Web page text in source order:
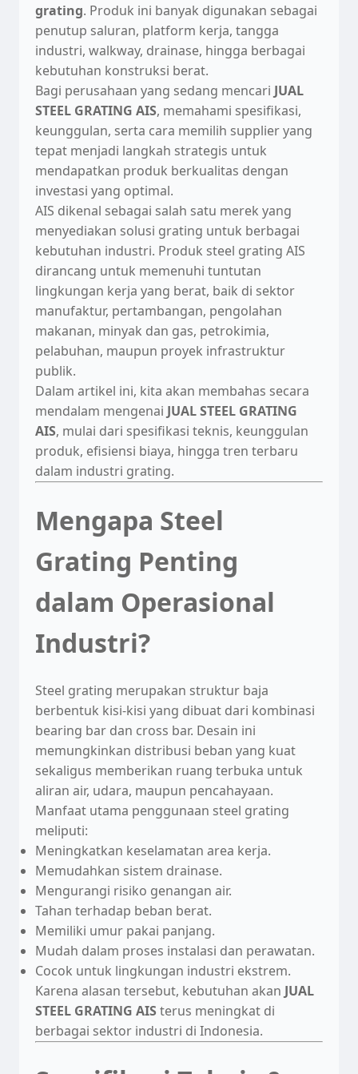
grating. Produk ini banyak digunakan sebagai
penutup saluran, platform kerja, tangga
industri, walkway, drainase, hingga berbagai
kebutuhan konstruksi berat.
Bagi perusahaan yang sedang mencari JUAL
STEEL GRATING AIS, memahami spesifikasi,
keunggulan, serta cara memilih supplier yang
tepat menjadi langkah strategis untuk
mendapatkan produk berkualitas dengan
investasi yang optimal.
AIS dikenal sebagai salah satu merek yang
menyediakan solusi grating untuk berbagai
kebutuhan industri. Produk steel grating AIS
dirancang untuk memenuhi tuntutan
lingkungan kerja yang berat, baik di sektor
manufaktur, pertambangan, pengolahan
makanan, minyak dan gas, petrokimia,
pelabuhan, maupun proyek infrastruktur
publik.
Dalam artikel ini, kita akan membahas secara
mendalam mengenai JUAL STEEL GRATING
AIS, mulai dari spesifikasi teknis, keunggulan
produk, efisiensi biaya, hingga tren terbaru
dalam industri grating.
Mengapa Steel
Grating Penting
dalam Operasional
Industri?
Steel grating merupakan struktur baja
berbentuk kisi-kisi yang dibuat dari kombinasi
bearing bar dan cross bar. Desain ini
memungkinkan distribusi beban yang kuat
sekaligus memberikan ruang terbuka untuk
aliran air, udara, maupun pencahayaan.
Manfaat utama penggunaan steel grating
meliputi:
Meningkatkan keselamatan area kerja.
Memudahkan sistem drainase.
Mengurangi risiko genangan air.
Tahan terhadap beban berat.
Memiliki umur pakai panjang.
Mudah dalam proses instalasi dan perawatan.
Cocok untuk lingkungan industri ekstrem.
Karena alasan tersebut, kebutuhan akan JUAL
STEEL GRATING AIS terus meningkat di
berbagai sektor industri di Indonesia.